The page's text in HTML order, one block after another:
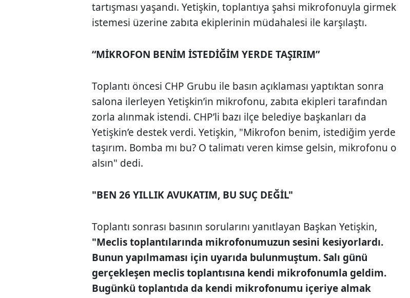
tartışması yaşandı. Yetişkin, toplantıya şahsi mikrofonuyla girmek
istemesi üzerine zabıta ekiplerinin müdahalesi ile karşılaştı.
“MİKROFON BENİM İSTEDİĞİM YERDE TAŞIRIM”
Toplantı öncesi CHP Grubu ile basın açıklaması yaptıktan sonra
salona ilerleyen Yetişkin’in mikrofonu, zabıta ekipleri tarafından
zorla alınmak istendi. CHP’li bazı ilçe belediye başkanları da
Yetişkin’e destek verdi. Yetişkin, "Mikrofon benim, istediğim yerde
taşırım. Bomba mı bu? O talimatı veren kimse gelsin, mikrofonu o
alsın" dedi.
"BEN 26 YILLIK AVUKATIM, BU SUÇ DEĞİL"
Toplantı sonrası basının sorularını yanıtlayan Başkan Yetişkin,
"Meclis toplantılarında mikrofonumuzun sesini kesiyorlardı.
Bunun yapılmaması için uyarıda bulunmuştum. Salı günü
gerçekleşen meclis toplantısına kendi mikrofonumla geldim.
Bugünkü toplantıda da kendi mikrofonumu içeriye almak